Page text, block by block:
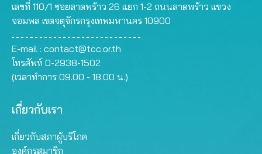
เลขที่ 110/1 ซอยลาดพร้าว 26 แยก 1-2 ถนนลาดพร้าว แขวง
จอมพล เขตจตุจักรกรุงเทพมหานคร 10900
E-mail : contact@tcc.or.th
โทรศัพท์ 0-2938-1502
(เวลาทำการ 09.00 - 18.00 น.)
เกี่ยวกับเรา
เกี่ยวกับสภาผู้บริโภค
องค์กรสมาชิก